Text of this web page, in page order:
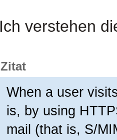
Ich verstehen
Zitat
When a user
is, by using
mail (that is, S/